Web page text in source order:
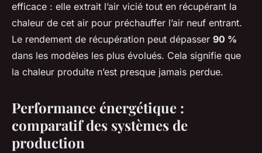
efficace : elle extrait l’air vicié tout en récupérant la
chaleur de cet air pour préchauffer l’air neuf entrant.
Le rendement de récupération peut dépasser 90 %
dans les modèles les plus évolués. Cela signifie que
la chaleur produite n’est presque jamais perdue.
Performance énergétique :
comparatif des systèmes de
production